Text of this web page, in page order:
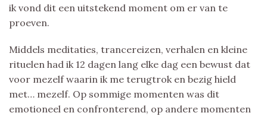
ik vond dit een uitstekend moment om er van te
proeven.
Middels meditaties, trancereizen, verhalen en kleine
rituelen had ik 12 dagen lang elke dag een bewust dat
voor mezelf waarin ik me terugtrok en bezig hield
met… mezelf. Op sommige momenten was dit
emotioneel en confronterend, op andere momenten